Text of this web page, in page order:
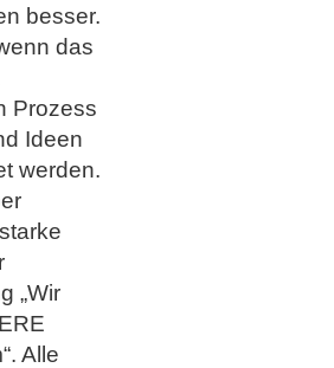
besser.
das
Prozess
Ideen
werden.
„Wir
Alle